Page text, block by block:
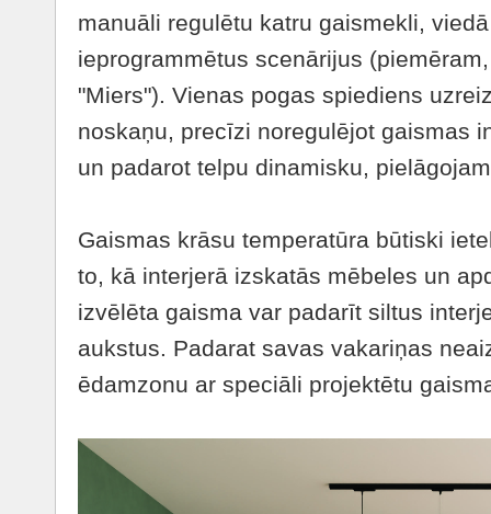
manuāli regulētu katru gaismekli,
ieprogrammētus scenārijus
"Miers"). Vienas pogas spiediens
noskaņu, precīzi noregulējot gaismas
un padarot telpu dinamisku,
Gaismas krāsu temperatūra būtiski
to, kā interjerā izskatās mēbeles un
izvēlēta gaisma var padarīt siltus
aukstus. Padarat savas vakariņas
ēdamzonu ar speciāli projektētu